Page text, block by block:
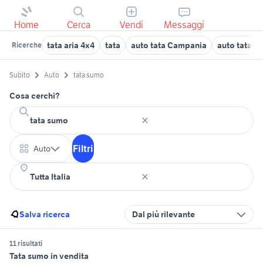
Home Cerca Vendi Messaggi
Ricerche tata aria 4x4 tata auto tata Campania auto tata
Subito Auto tata sumo
Cosa cerchi?
Auto Filtri
Salva ricerca Dal più rilevante
11 risultati
Tata sumo in vendita